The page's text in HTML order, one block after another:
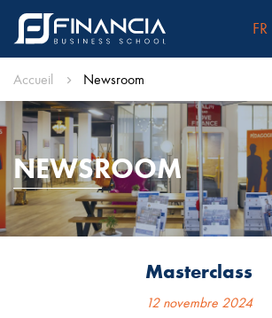
FR
Accueil Newsroom
NEWSROOM
Masterclass
12 novembre 2024